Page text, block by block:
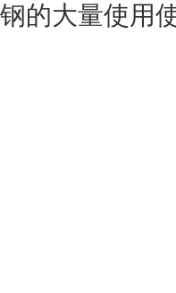
钢的大量使用